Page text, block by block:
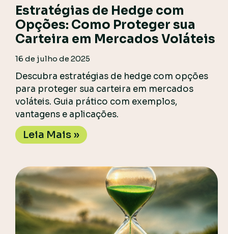
Estratégias de Hedge com
Opções: Como Proteger sua
Carteira em Mercados Voláteis
16 de julho de 2025
Descubra estratégias de hedge com opções
para proteger sua carteira em mercados
voláteis. Guia prático com exemplos,
vantagens e aplicações.
Leia Mais »